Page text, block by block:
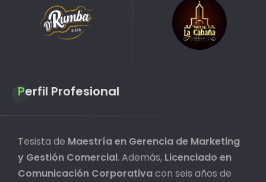
Perfil Profesional
Tesista de Maestría en Gerencia de Marketing
y Gestión Comercial. Además, Licenciado en
Comunicación Corporativacon seis años de